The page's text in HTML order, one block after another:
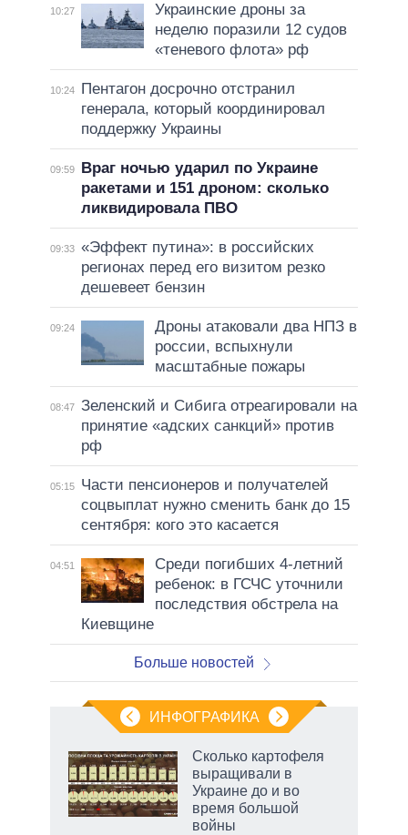
10:27
Украинские дроны за
неделю поразили 12 судов
«теневого флота» рф
10:24
Пентагон досрочно отстранил
генерала, который координировал
поддержку Украины
09:59
Враг ночью ударил по Украине
ракетами и 151 дроном: сколько
ликвидировала ПВО
09:33 «Эффект путина»: в российских
регионах перед его визитом резко
дешевеет бензин
09:24
Дроны атаковали два НПЗ в
россии, вспыхнули
масштабные пожары
08:47 Зеленский и Сибига отреагировали на
принятие «адских санкций» против
рф
05:15
Части пенсионеров и получателей
соцвыплат нужно сменить банк до 15
сентября: кого это касается
04:51
Среди погибших 4-летний
ребенок: в ГСЧС уточнили
последствия обстрела на
Киевщине
Больше новостей
ИНФОГРАФИКА
Сколько картофеля
выращивали в
Украине до и во
время большой
войны